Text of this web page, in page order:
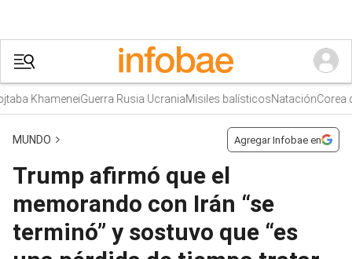
KhameneiGuerra Rusia UcraniaMisiles balísticosNataciónCorea
MUNDO Agregar Infobae en
Trump afirmó que el
memorando con Irán “se
terminó” y sostuvo que “es